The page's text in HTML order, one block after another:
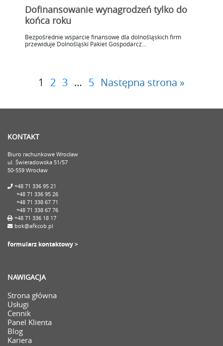
Dofinansowanie wynagrodzeń tylko do
końca roku
Bezpośrednie wsparcie finansowe dla dolnośląskich firm
przewiduje Dolnośląski Pakiet Gospodarcz...
1 2 3 … 5 Następna strona »
KONTAKT
Biuro rachunkowe Wrocław
ul. Świeradowska 51/57
50-559 Wrocław
+48 71 336 95 21
+48 71 336 95 26
+48 71 338 67 71
+48 71 338 67 76
+48 71 336 18 17
bok@afkcob.pl
formularz kontaktowy >
NAWIGACJA
Strona główna
Usługi
Cennik
Panel Klienta
Blog
Kariera